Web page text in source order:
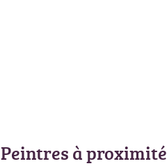
Peintres à proximité